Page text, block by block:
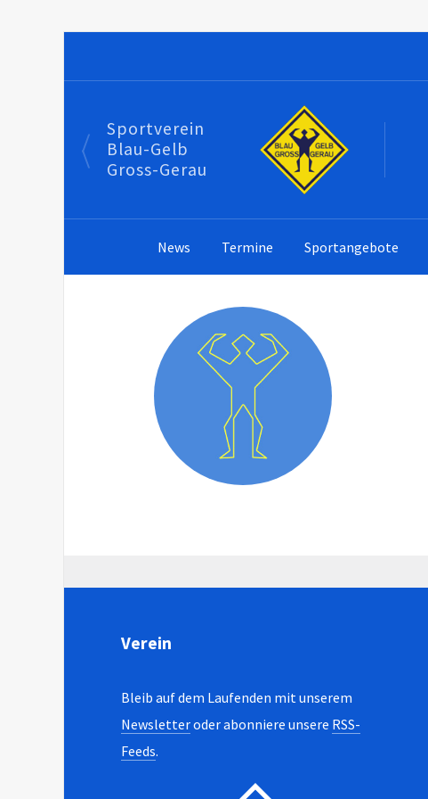
Sportverein
Blau-Gelb
Gross-Gerau
News Termine Sportangebote
Verein
Bleib auf dem Laufenden mit unserem
Newsletteroder abonniere unsere RSS-
Feeds.